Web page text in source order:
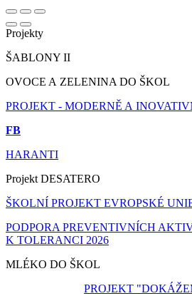
Projekty
ŠABLONY II
OVOCE A ZELENINA DO ŠKOL
PROJEKT - MODERNĚ A
FB
HARANTI
Projekt DESATERO
ŠKOLNÍ PROJEKT EVROPSKÉ
PODPORA PREVENTIVNÍCH
K TOLERANCI 2026
MLÉKO DO ŠKOL
PROJEKT